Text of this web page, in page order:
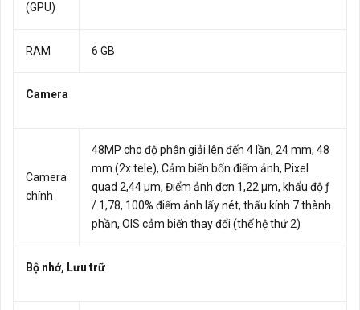
(GPU)
RAM 6 GB
Camera
Camera
chính
48MP cho độ phân giải lên đến 4 lần, 24 mm, 48
mm (2x tele), Cảm biến bốn điểm ảnh, Pixel
quad 2,44 µm, Điểm ảnh đơn 1,22 µm, khẩu độ ƒ
/ 1,78, 100% điểm ảnh lấy nét, thấu kính 7 thành
phần, OIS cảm biến thay đổi (thế hệ thứ 2)
Bộ nhớ, Lưu trữ